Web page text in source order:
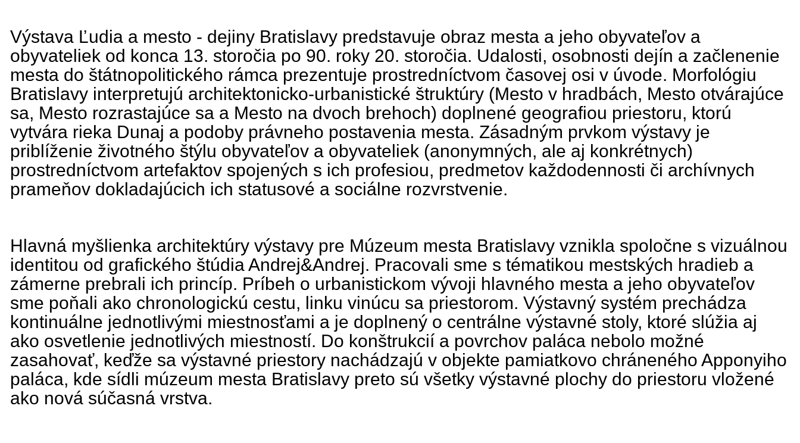
Výstava Ľudia a mesto - dejiny Bratislavy predstavuje obraz mesta a jeho obyvateľov a
obyvateliek od konca 13. storočia po 90. roky 20. storočia. Udalosti, osobnosti dejín a začlenenie
mesta do štátnopolitického rámca prezentuje prostredníctvom časovej osi v úvode. Morfológiu
Bratislavy interpretujú architektonicko-urbanistické štruktúry (Mesto v hradbách, Mesto otvárajúce
sa, Mesto rozrastajúce sa a Mesto na dvoch brehoch) doplnené geografiou priestoru, ktorú
vytvára rieka Dunaj a podoby právneho postavenia mesta. Zásadným prvkom výstavy je
priblíženie životného štýlu obyvateľov a obyvateliek (anonymných, ale aj konkrétnych)
prostredníctvom artefaktov spojených s ich profesiou, predmetov každodennosti či archívnych
prameňov dokladajúcich ich statusové a sociálne rozvrstvenie.
Hlavná myšlienka architektúry výstavy pre Múzeum mesta Bratislavy vznikla spoločne s vizuálnou
identitou od grafického štúdia Andrej&Andrej. Pracovali sme s tématikou mestských hradieb a
zámerne prebrali ich princíp. Príbeh o urbanistickom vývoji hlavného mesta a jeho obyvateľov
sme poňali ako chronologickú cestu, linku vinúcu sa priestorom. Výstavný systém prechádza
kontinuálne jednotlivými miestnosťami a je doplnený o centrálne výstavné stoly, ktoré slúžia aj
ako osvetlenie jednotlivých miestností. Do konštrukcií a povrchov paláca nebolo možné
zasahovať, keďže sa výstavné priestory nachádzajú v objekte pamiatkovo chráneného Apponyiho
paláca, kde sídli múzeum mesta Bratislavy preto sú všetky výstavné plochy do priestoru vložené
ako nová súčasná vrstva.